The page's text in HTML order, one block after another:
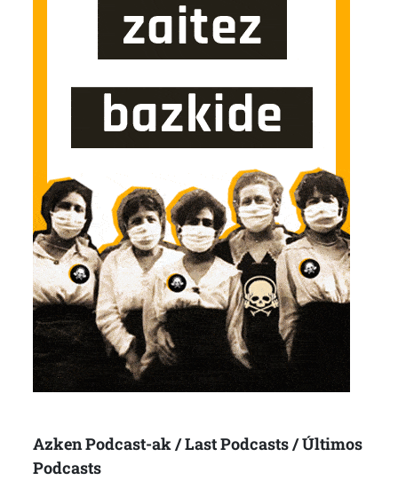
Azken Podcast-ak / Last Podcasts / Últimos
Podcasts